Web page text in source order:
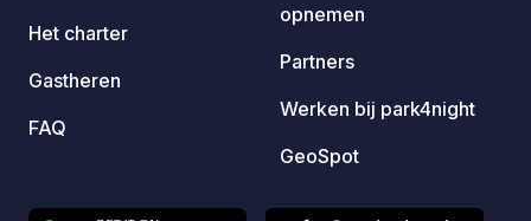
Het charter
Gastheren
FAQ
opnemen
Partners
Werken bij park4night
GeoSpot